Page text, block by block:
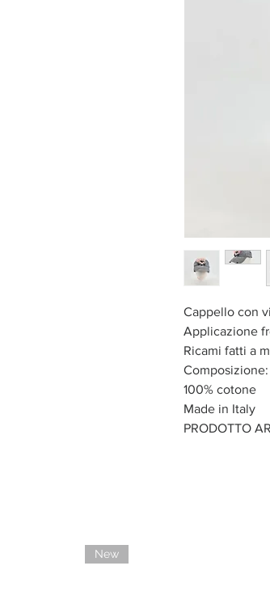
Cappello con
Applicazione
Ricami fatti a
Composizione:
100% cotone
Made in Italy
PRODOTTO
New